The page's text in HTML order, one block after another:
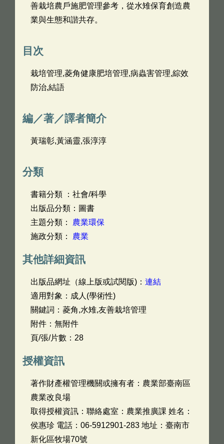
善栽培農戶施肥管理參考，從水雉保育創造農
業與生態和諧共存。
目次
栽培管理,菱角健康肥培管理,病蟲害管理,綜效
防治,結語
編／著／譯者簡介
黃瑞彰,黃涵靈,張淳淳
分類
書籍分類 ：社會/科學
出版品分類：圖書
主題分類： 農業環保
施政分類： 農業
其他詳細資訊
出版品網址（線上版或試閱版)： 連結
適用對象：成人(學術性)
關鍵詞：菱角,水雉,友善栽培管理
附件：無附件
頁/張/片數：28
授權資訊
著作財產權管理機關或擁有者：農業部臺南區
農業改良場
取得授權資訊：聯絡處室：農業推廣課 姓名：
侯惠珍 電話：06-5912901-283 地址：臺南市
新化區牧場70號